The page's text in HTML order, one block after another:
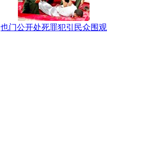
也门公开处死罪犯引民众围观